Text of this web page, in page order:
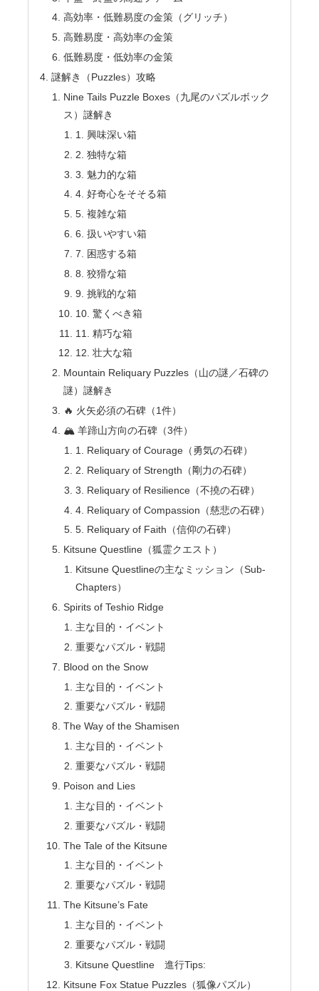
高効率・低難易度の金策（グリッチ）
高難易度・高効率の金策
低難易度・低効率の金策
謎解き（Puzzles）攻略
Nine Tails Puzzle Boxes（九尾のパズルボック
ス）謎解き
1. 興味深い箱
2. 独特な箱
3. 魅力的な箱
4. 好奇心をそそる箱
5. 複雑な箱
6. 扱いやすい箱
7. 困惑する箱
8. 狡猾な箱
9. 挑戦的な箱
10. 驚くべき箱
11. 精巧な箱
12. 壮大な箱
Mountain Reliquary Puzzles（山の謎／石碑の
謎）謎解き
🔥 火矢必須の石碑（1件）
🏔 羊蹄山方向の石碑（3件）
1. Reliquary of Courage（勇気の石碑）
2. Reliquary of Strength（剛力の石碑）
3. Reliquary of Resilience（不撓の石碑）
4. Reliquary of Compassion（慈悲の石碑）
5. Reliquary of Faith（信仰の石碑）
Kitsune Questline（狐霊クエスト）
Kitsune Questlineの主なミッション（Sub-
Chapters）
Spirits of Teshio Ridge
主な目的・イベント
重要なパズル・戦闘
Blood on the Snow
主な目的・イベント
重要なパズル・戦闘
The Way of the Shamisen
主な目的・イベント
重要なパズル・戦闘
Poison and Lies
主な目的・イベント
重要なパズル・戦闘
The Tale of the Kitsune
主な目的・イベント
重要なパズル・戦闘
The Kitsune’s Fate
主な目的・イベント
重要なパズル・戦闘
Kitsune Questline 進行Tips:
Kitsune Fox Statue Puzzles（狐像パズル）